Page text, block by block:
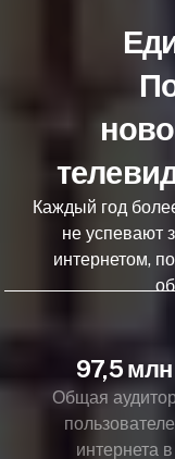
Каждый год
не успевают
интернетом,
97,5 млн
Общая
интернета в